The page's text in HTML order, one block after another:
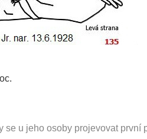
se u jeho osoby projevovat první